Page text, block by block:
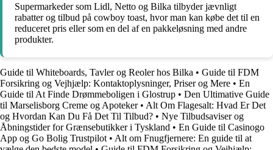
Supermarkeder som Lidl, Netto og Bilka tilbyder jævnligt
rabatter og tilbud på cowboy toast, hvor man kan købe det til en
reduceret pris eller som en del af en pakkeløsning med andre
produkter.
Guide til Whiteboards, Tavler og Reoler hos Bilka • Guide til FDM
Forsikring og Vejhjælp: Kontaktoplysninger, Priser og Mere • En
Guide til At Finde Drømmeboligen i Glostrup • Den Ultimative Guide
til Marselisborg Creme og Apoteker• Alt Om Flagesalt: Hvad Er Det
og Hvordan Kan Du Få Det Til Tilbud? • Nye Tilbudsaviser og
Åbningstider for Grænsebutikker i Tyskland • En Guide til Casinogo
App og Go Bolig Trustpilot • Alt om Fnugfjernere: En guide til at